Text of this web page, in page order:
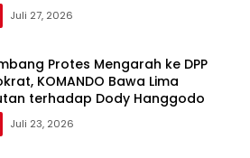
Juli 27, 2026
Protes Mengarah ke DPP
KOMANDO Bawa Lima
terhadap Dody Hanggodo
Juli 23, 2026